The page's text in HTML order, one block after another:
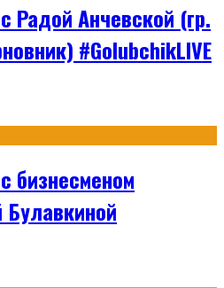
Радой Анчевской (гр.
#GolubchikLIVE
бизнесменом